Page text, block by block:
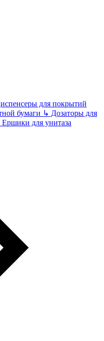
для покрытий
бумаги ↳ Дозаторы для
Ершики для унитаза